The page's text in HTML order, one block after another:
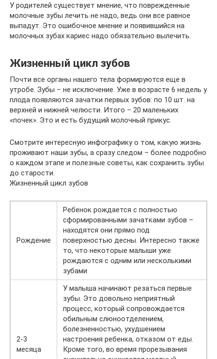
У родителей существует мнение, что поврежденные
молочные зубы лечить не надо, ведь они все равное
выпадут. Это ошибочное мнение и появившийся на
молочных зубах кариес надо обязательно вылечить.
Жизненный цикл зубов
Почти все органы нашего тела формируются еще в
утробе. Зубы – не исключение. Уже в возрасте 6 недель у
плода появляются зачатки первых зубов: по 10 шт. на
верхней и нижней челюсти. Итого – 20 маленьких
«почек». Это и есть будущий молочный прикус.
Смотрите интересную инфографику о том, какую жизнь
проживают наши зубы, а сразу следом – более подробно
о каждом этапе и полезные советы, как сохранить зубы
до старости.
Жизненный цикл зубов
Рождение
Ребенок рождается с полностью
сформированными зачатками зубов –
находятся они прямо под
поверхностью десны. Интересно также
то, что некоторые малыши уже
рождаются с одним или несколькими
зубами
2-3
месяца
У малыша начинают резаться первые
зубы. Это довольно неприятный
процесс, который сопровождается
обильным слюноотделением,
болезненностью, ухудшением
настроения ребенка, отказом от еды.
Кроме того, во время прорезывания